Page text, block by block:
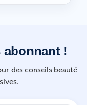
abonnant !
des conseils beauté